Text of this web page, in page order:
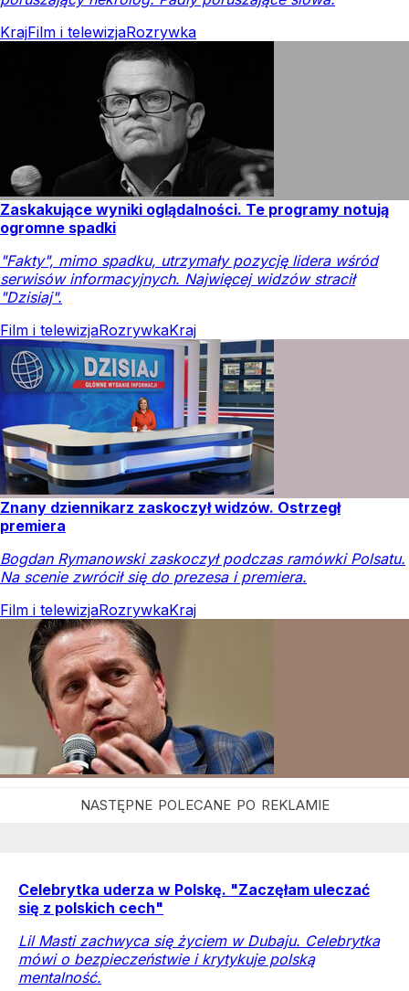
KrajFilm i telewizjaRozrywka
Zaskakujące wyniki oglądalności. Te programy notują
ogromne spadki
"Fakty", mimo spadku, utrzymały pozycję lidera wśród
serwisów informacyjnych. Najwięcej widzów stracił
"Dzisiaj".
Film i telewizjaRozrywkaKraj
Znany dziennikarz zaskoczył widzów. Ostrzegł
premiera
Bogdan Rymanowski zaskoczył podczas ramówki Polsatu.
Na scenie zwrócił się do prezesa i premiera.
Film i telewizjaRozrywkaKraj
Celebrytka uderza w Polskę. "Zaczęłam uleczać
się z polskich cech"
Lil Masti zachwyca się życiem w Dubaju. Celebrytka
mówi o bezpieczeństwie i krytykuje polską
mentalność.